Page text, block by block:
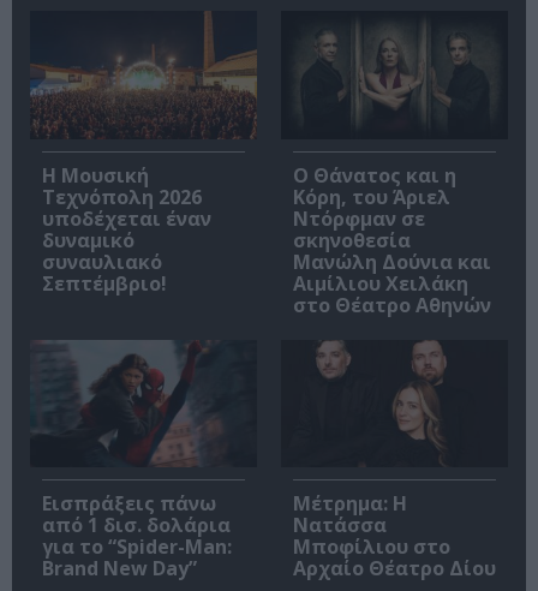
Η Μουσική
Τεχνόπολη 2026
υποδέχεται έναν
δυναμικό
συναυλιακό
Σεπτέμβριο!
Ο Θάνατος και η
Κόρη, του Άριελ
Ντόρφμαν σε
σκηνοθεσία
Μανώλη Δούνια και
Αιμίλιου Χειλάκη
στο Θέατρο Αθηνών
Εισπράξεις πάνω
από 1 δισ. δολάρια
για το “Spider-Man:
Brand New Day”
Μέτρημα: Η
Νατάσσα
Μποφίλιου στο
Αρχαίο Θέατρο Δίου